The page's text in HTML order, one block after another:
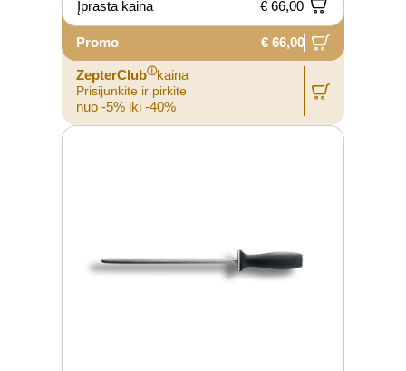
Įprasta kaina € 66,00
Promo € 66,00
ZepterClubⓘkaina
Prisijunkite ir pirkite
nuo -5% iki -40%